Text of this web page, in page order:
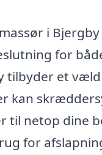
i
for
tilbyder et
kan
til netop dine
for